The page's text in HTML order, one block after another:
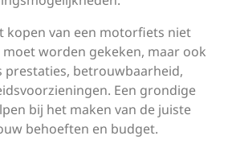
kopen van een motorfiets niet
worden gekeken, maar ook
prestaties, betrouwbaarheid,
Een grondige
bij het maken van de juiste
behoeften en budget.